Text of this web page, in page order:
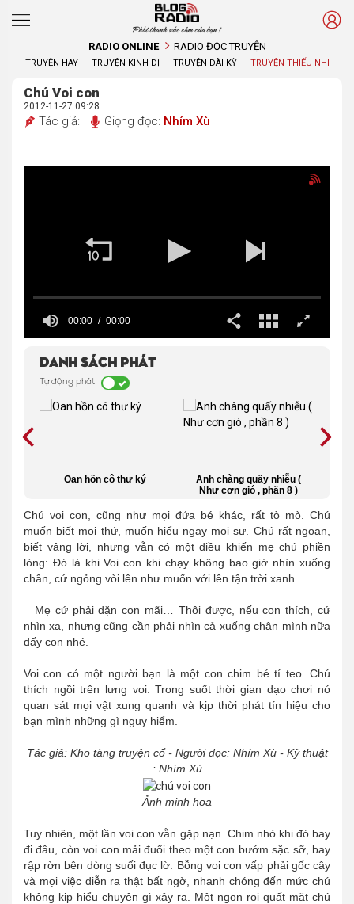
Phát thanh xúc cảm của bạn !
RADIO ONLINE RADIO ĐỌC TRUYỆN
TRUYỆN HAY TRUYỆN KINH DỊ TRUYỆN DÀI KỲ TRUYỆN THIẾU NHI
Chú Voi con
2012-11-27 09:28
Tác giả: Giọng đọc: Nhím Xù
00:00 00:00
Danh sách phát
Tự động phát
Oan hồn cô thư ký
Anh chàng quấy nhiễu (
Như cơn gió , phần 8 )
Chú voi con, cũng như mọi đứa bé khác, rất tò mò. Chú
muốn biết mọi thứ, muốn hiểu ngay mọi sự. Chú rất ngoan,
biết vâng lời, nhưng vẫn có một điều khiến mẹ chú phiền
lòng: Đó là khi Voi con khi chạy không bao giờ nhìn xuống
chân, cứ ngỏng vòi lên như muốn với lên tận trời xanh.
_ Mẹ cứ phải dặn con mãi… Thôi được, nếu con thích, cứ
nhìn xa, nhưng cũng cần phải nhìn cả xuống chân mình nữa
đấy con nhé.
Voi con có một người bạn là một con chim bé tí teo. Chú
thích ngồi trên lưng voi. Trong suốt thời gian dạo chơi nó
quan sát mọi vật xung quanh và kịp thời phát tín hiệu cho
bạn mình những gì nguy hiểm.
Tác giả: Kho tàng truyện cổ - Người đọc: Nhím Xù - Kỹ thuật
: Nhím Xù
Ảnh minh họa
Tuy nhiên, một lần voi con vẫn gặp nạn. Chim nhỏ khi đó bay
đi đâu, còn voi con mải đuổi theo một con bướm sặc sỡ, bay
rập rờn bên dòng suối đục lờ. Bỗng voi con vấp phải gốc cây
và mọi việc diễn ra thật bất ngờ, nhanh chóng đến mức chú
không kịp hiểu chuyện gì xảy ra. Một ngọn roi quất mặt chú